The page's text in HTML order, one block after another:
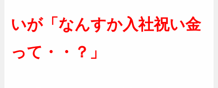
いが「なんすか入社祝い金
って・・？」